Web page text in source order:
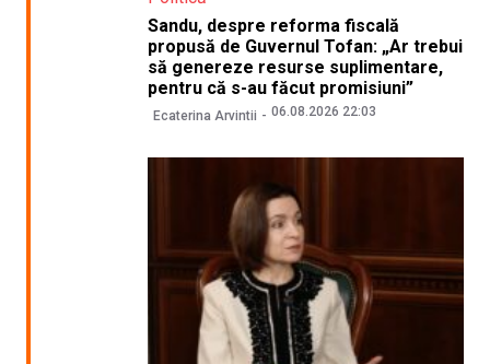
Sandu, despre reforma fiscală
propusă de Guvernul Tofan: „Ar trebui
să genereze resurse suplimentare,
pentru că s-au făcut promisiuni”
Ecaterina Arvintii 06.08.2026 22:03